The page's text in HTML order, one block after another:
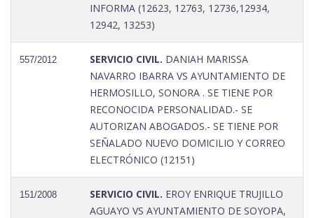
INFORMA (12623, 12763, 12736,12934,
12942, 13253)
557/2012 SERVICIO CIVIL. DANIAH MARISSA
NAVARRO IBARRA VS AYUNTAMIENTO DE
HERMOSILLO, SONORA . SE TIENE POR
RECONOCIDA PERSONALIDAD.- SE
AUTORIZAN ABOGADOS.- SE TIENE POR
SEÑALADO NUEVO DOMICILIO Y CORREO
ELECTRÓNICO (12151)
151/2008 SERVICIO CIVIL. EROY ENRIQUE TRUJILLO
AGUAYO VS AYUNTAMIENTO DE SOYOPA,